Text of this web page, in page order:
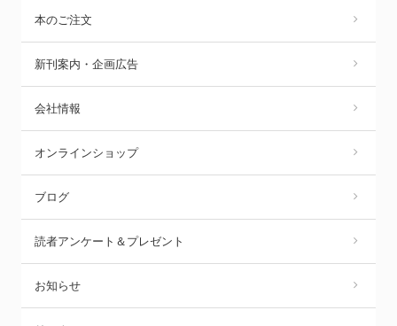
本のご注文
新刊案内・企画広告
会社情報
オンラインショップ
ブログ
読者アンケート＆プレゼント
お知らせ